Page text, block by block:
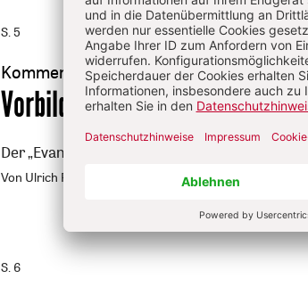
S. 5
Kommentar
:
Vorbildlich
Der „Evangelische
Von Ulrich Ruh
S. 6